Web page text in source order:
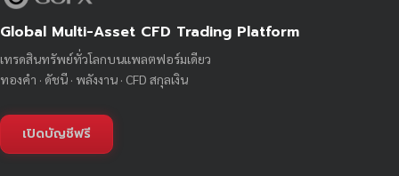
Global Multi-Asset CFD Trading Platform
เทรดสินทรัพย์ทั่วโลกบนแพลตฟอร์มเดียว
ทองคำ · ดัชนี · พลังงาน · CFD สกุลเงิน
เปิดบัญชีฟรี